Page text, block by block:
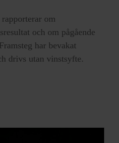
rapporterar om
och om pågående
har bevakat
drivs utan vinstsyfte.